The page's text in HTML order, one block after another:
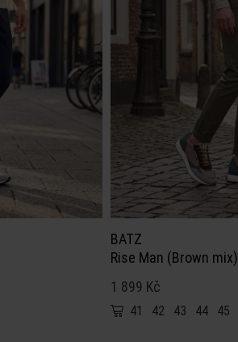
BATZ
Rise Man (Brown mix)
1 899 Kč
41 42 43 44 45